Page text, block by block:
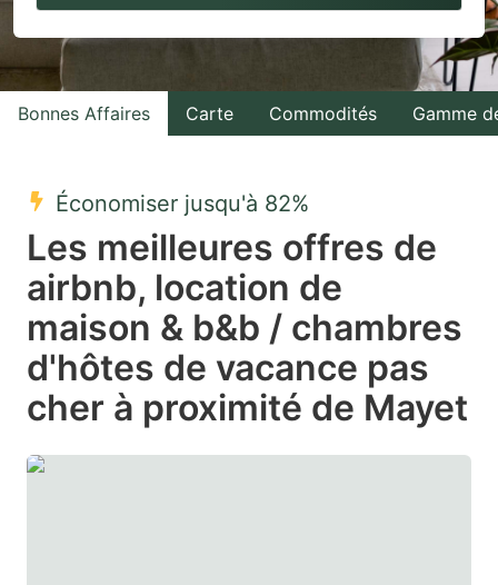
to
with
the
select
date.
Press
the
question
mark
key
to
with
the
select
a
date.
Press
question
mark
key
Bonnes Affaires Carte Commodités Gamme
Économiser jusqu'à 82%
Les meilleures offres de
airbnb, location de
maison & b&b / chambres
d'hôtes de vacance pas
cher à proximité de Mayet